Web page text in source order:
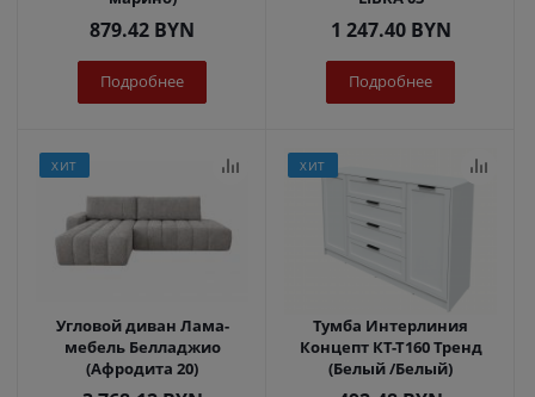
879.42 BYN
Подробнее
1 247.40BYN
Подробнее
ХИТ
Угловой диван Лама-
мебель Белладжио
(Афродита 20)
ХИТ
Тумба Интерлиния
Концепт КТ-Т160 Тренд
(Белый /Белый)